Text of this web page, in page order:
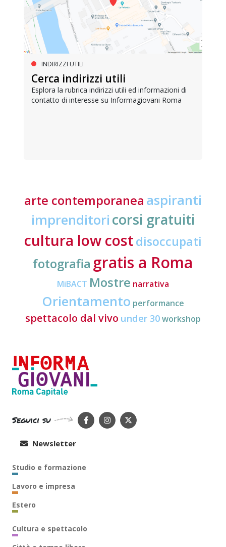
INDIRIZZI UTILI
Cerca indirizzi utili
Esplora la rubrica indirizzi utili ed informazioni di
contatto di interesse su Informagiovani Roma
arte contemporanea aspiranti
imprenditori corsi gratuiti
cultura low costdisoccupati
fotografia gratis a Roma
MiBACT Mostre narrativa
Orientamento performance
spettacolo dal vivo under 30workshop
Seguici su
Newsletter
Studio e formazione
Lavoro e impresa
Estero
Cultura e spettacolo